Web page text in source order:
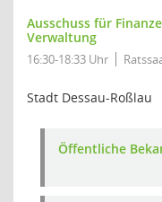
Ausschuss für
Verwaltung
16:30-18:33 Uhr
Stadt Dessau-Roßlau
Öffentliche